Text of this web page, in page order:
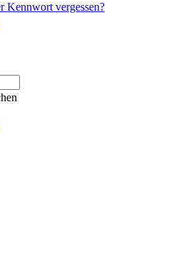
Kennwort vergessen?